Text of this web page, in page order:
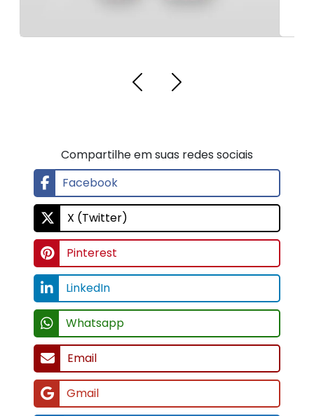
Compartilhe em suas redes sociais
Facebook
X (Twitter)
Pinterest
LinkedIn
Whatsapp
Email
Gmail